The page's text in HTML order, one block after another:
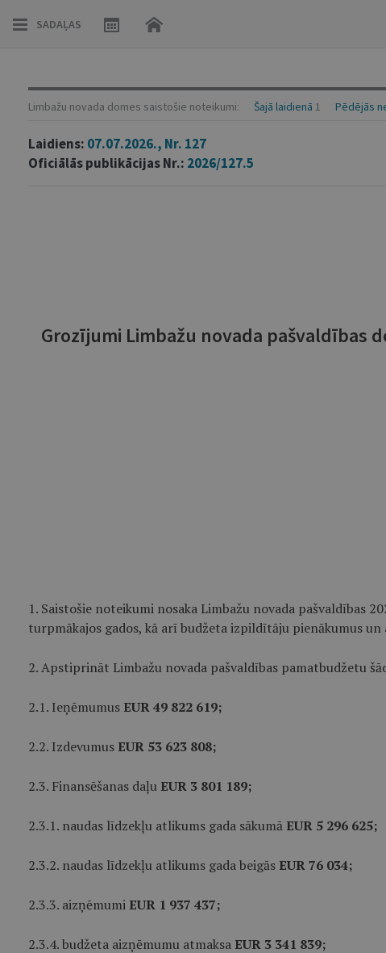
SADAĻAS
Limbažu novada domes saistošie noteikumi: Šajā laidienā 1 Pēdējās
Laidiens: 07.07.2026., Nr. 127
Oficiālās publikācijas Nr.: 2026/127.5
Grozījumi Limbažu novada pašvaldības
1. Saistošie noteikumi nosaka Limbažu novada pašvaldības
turpmākajos gados, kā arī budžeta izpildītāju pienākumus
2. Apstiprināt Limbažu novada pašvaldības pamatbudžetu
2.1. Ieņēmumus EUR 49 822 619;
2.2. Izdevumus EUR 53 623 808;
2.3. Finansēšanas daļu EUR 3 801 189;
2.3.1. naudas līdzekļu atlikums gada sākumā EUR 5 296 625;
2.3.2. naudas līdzekļu atlikums gada beigās EUR 76 034;
2.3.3. aizņēmumi EUR 1 937 437;
2.3.4. budžeta aizņēmumu atmaksa EUR 3 341 839;